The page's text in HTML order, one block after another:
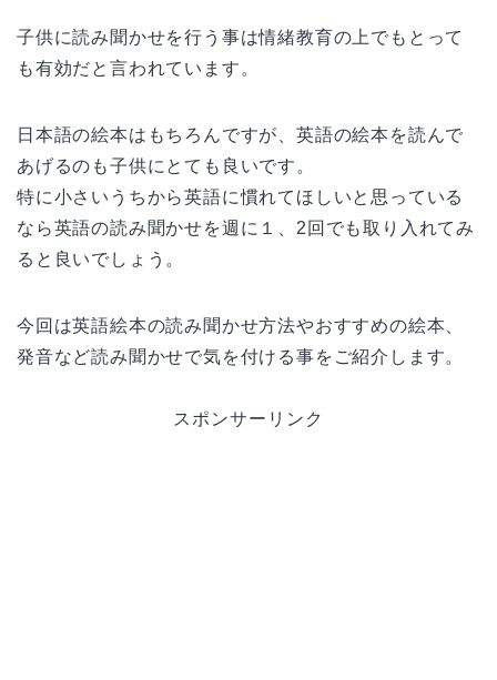
子供に読み聞かせを行う事は情緒教育の上でもとって
も有効だと言われています。
日本語の絵本はもちろんですが、英語の絵本を読んで
あげるのも子供にとても良いです。
特に小さいうちから英語に慣れてほしいと思っている
なら英語の読み聞かせを週に１、2回でも取り入れてみ
ると良いでしょう。
今回は英語絵本の読み聞かせ方法やおすすめの絵本、
発音など読み聞かせで気を付ける事をご紹介します。
スポンサーリンク